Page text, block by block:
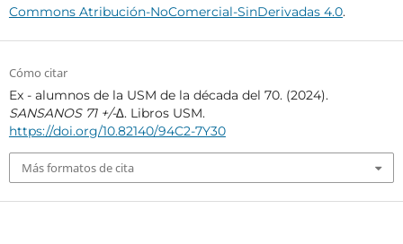
Commons Atribución-NoComercial-SinDerivadas 4.0.
Cómo citar
Ex - alumnos de la USM de la década del 70. (2024).
SANSANOS 71 +/-∆. Libros USM.
https://doi.org/10.82140/94C2-7Y30
Más formatos de cita